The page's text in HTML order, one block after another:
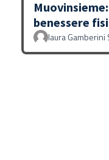
benessere
laura Gamberini